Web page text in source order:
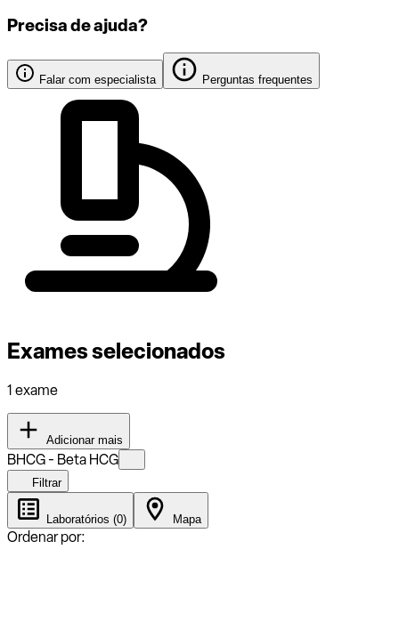
Precisa de ajuda?
Falar com especialista Perguntas frequentes
Exames selecionados
1 exame
Adicionar mais
BHCG - Beta HCG
Filtrar
Laboratórios (0) Mapa
Ordenar por: